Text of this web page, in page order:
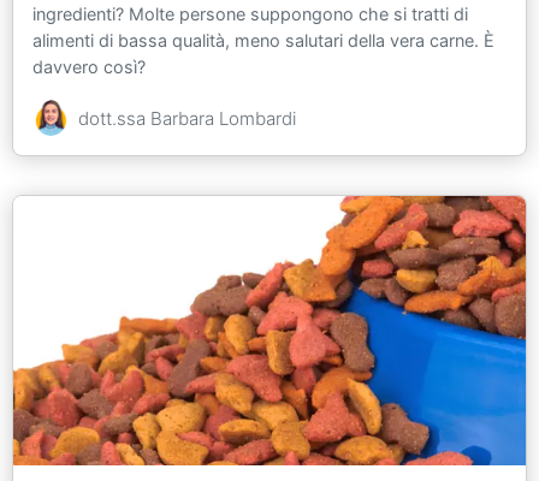
ingredienti? Molte persone suppongono che si tratti di
alimenti di bassa qualità, meno salutari della vera carne. È
davvero così?
dott.ssa Barbara Lombardi